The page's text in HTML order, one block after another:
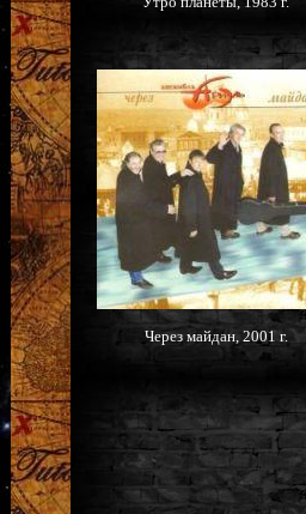
Через майдан, 2001 г.